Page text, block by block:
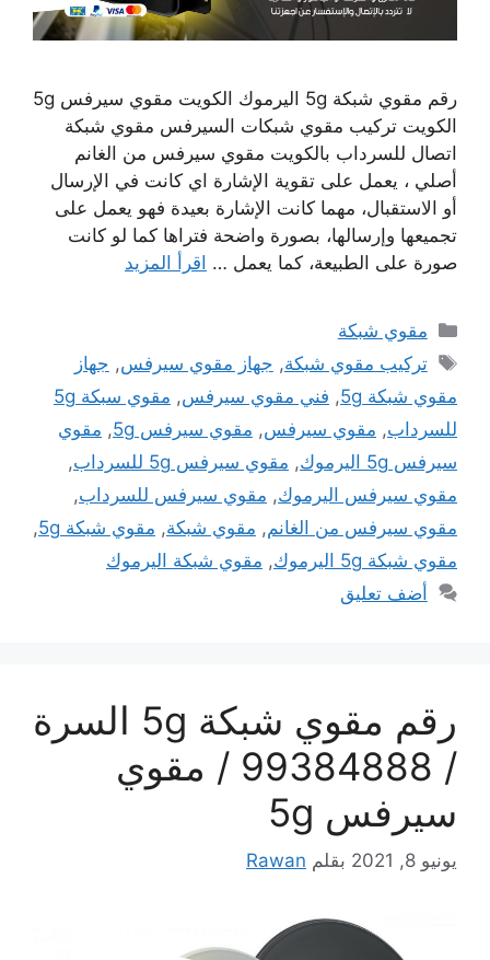
رقم مقوي شبكة 5g اليرموك الكويت مقوي سيرفس 5g
الكويت تركيب مقوي شبكات السيرفس مقوي شبكة
اتصال للسرداب بالكويت مقوي سيرفس من الغانم
أصلي ، يعمل على تقوية الإشارة اي كانت في الإرسال
أو الاستقبال، مهما كانت الإشارة بعيدة فهو يعمل على
تجميعها وإرسالها، بصورة واضحة فتراها كما لو كانت
صورة على الطبيعة، كما يعمل … اقرأ المزيد
التصنيفات
مقوي شبكة
الوسوم
تركيب مقوي شبكة, جهاز مقوي سيرفس, جهاز
مقوي شبكة 5g
, فني مقوي سيرفس,
مقوي سبكة 5g
للسرداب, مقوي سيرفس, مقوي سيرفس 5g , مقوي
سيرفس 5g اليرموك
, مقوي سيرفس 5g للسرداب
,
مقوي سيرفس اليرموك, مقوي سيرفس للسرداب,
مقوي سيرفس من الغانم, مقوي شبكة, مقوي شبكة 5g
,
مقوي شبكة 5g اليرموك
, مقوي شبكة اليرموك
أضف تعليق
رقم مقوي شبكة 5g السرة
/ 99384888 / مقوي
سيرفس 5g
يونيو 8, 2021 بقلم Rawan